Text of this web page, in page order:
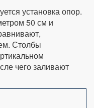
установка опор.
50 см и
Столбы
чего заливают